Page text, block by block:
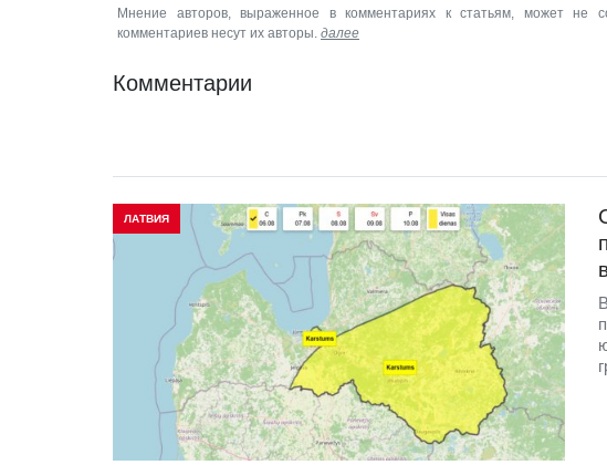
Мнение авторов, выраженное в комментариях к статьям, может не
комментариев несут их авторы. далее
Комментарии
ЛАТВИЯ